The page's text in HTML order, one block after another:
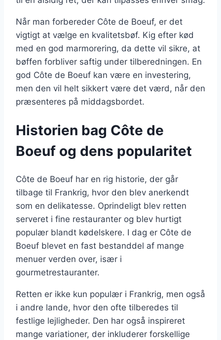
Når man forbereder Côte de Boeuf, er det
vigtigt at vælge en kvalitetsbøf. Kig efter kød
med en god marmorering, da dette vil sikre, at
bøffen forbliver saftig under tilberedningen. En
god Côte de Boeuf kan være en investering,
men den vil helt sikkert være det værd, når den
præsenteres på middagsbordet.
Historien bag Côte de
Boeuf og dens popularitet
Côte de Boeuf har en rig historie, der går
tilbage til Frankrig, hvor den blev anerkendt
som en delikatesse. Oprindeligt blev retten
serveret i fine restauranter og blev hurtigt
populær blandt kødelskere. I dag er Côte de
Boeuf blevet en fast bestanddel af mange
menuer verden over, især i
gourmetrestauranter.
Retten er ikke kun populær i Frankrig, men også
i andre lande, hvor den ofte tilberedes til
festlige lejligheder. Den har også inspireret
mange variationer, der inkluderer forskellige